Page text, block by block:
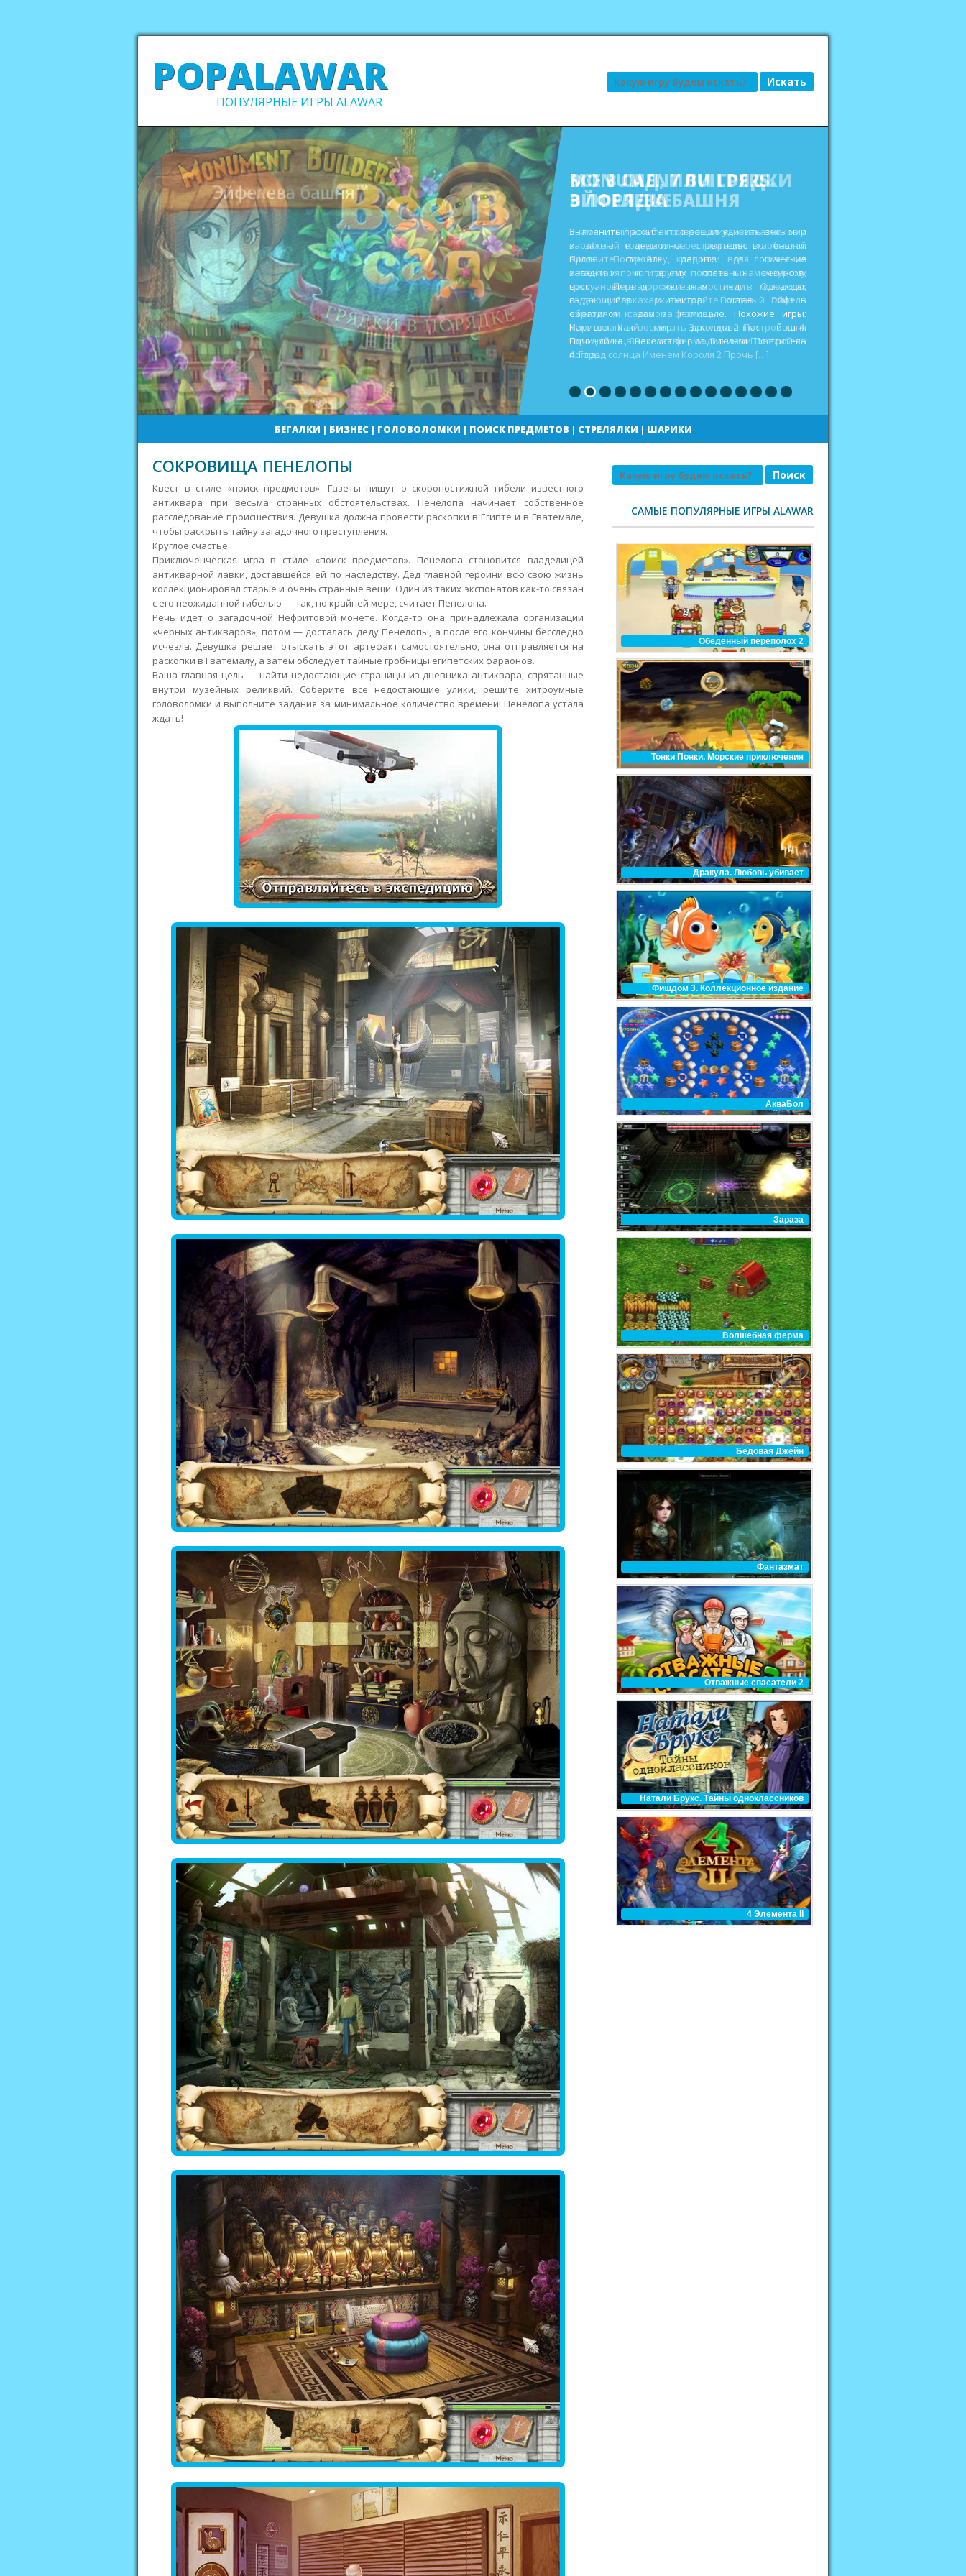
POPALAWAR
ПОПУЛЯРНЫЕ ИГРЫ ALAWAR
Поиск
ВСЕ В САД, ИЛИ ГРЯДКИ
В ПОРЯДКЕ
Выполните просьбы привередливых заказчиков и
заработайте деньги на реставрацию старенькой
виллы. Постройте кладовки для хранения
инвентаря и других полезных ресурсов,
восстановите дорожки и мостики в городских
садах и парках и выиграйте главный приз в
ежегодном садовом фестивале. Похожие игры:
Кекс шоп Как воспитать дракона 2 Построй-ка 4.
Город солнца Веселая ферма. Викинги Повелитель
погоды
БЕГАЛКИ | БИЗНЕС| ГОЛОВОЛОМКИ | ПОИСК ПРЕДМЕТОВ | СТРЕЛЯЛКИ | ШАРИКИ
СОКРОВИЩА ПЕНЕЛОПЫ
Квест в стиле «поиск предметов». Газеты пишут о скоропостижной гибели известного
антиквара при весьма странных обстоятельствах. Пенелопа начинает собственное
расследование происшествия. Девушка должна провести раскопки в Египте и в Гватемале,
чтобы раскрыть тайну загадочного преступления.
Круглое счастье
Приключенческая игра в стиле «поиск предметов». Пенелопа становится владелицей
антикварной лавки, доставшейся ей по наследству. Дед главной героини всю свою жизнь
коллекционировал старые и очень странные вещи. Один из таких экспонатов как-то связан
с его неожиданной гибелью — так, по крайней мере, считает Пенелопа.
Речь идет о загадочной Нефритовой монете. Когда-то она принадлежала организации
«черных антикваров», потом — досталась деду Пенелопы, а после его кончины бесследно
исчезла. Девушка решает отыскать этот артефакт самостоятельно, она отправляется на
раскопки в Гватемалу, а затем обследует тайные гробницы египетских фараонов.
Ваша главная цель — найти недостающие страницы из дневника антиквара, спрятанные
внутри музейных реликвий. Соберите все недостающие улики, решите хитроумные
головоломки и выполните задания за минимальное количество времени! Пенелопа устала
ждать!
Поиск
САМЫЕ ПОПУЛЯРНЫЕ ИГРЫ ALAWAR
Обеденный переполох 2
Тонки Понки. Морские приключения
Дракула. Любовь убивает
Фишдом 3. Коллекционное издание
АкваБол
Зараза
Волшебная ферма
Бедовая Джейн
Фантазмат
Отважные спасатели 2
Натали Брукс. Тайны одноклассников
4 Элемента II